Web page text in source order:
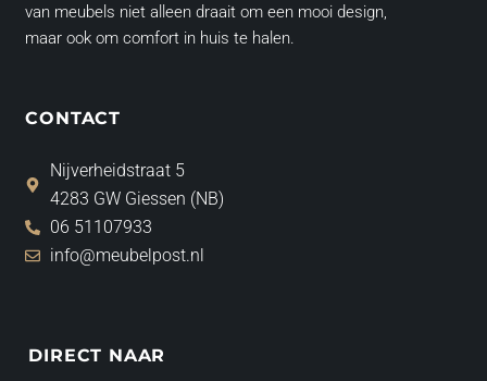
van meubels niet alleen draait om een mooi design,
maar ook om comfort in huis te halen.
CONTACT
Nijverheidstraat 5
4283 GW Giessen (NB)
06 51107933
info@meubelpost.nl
DIRECT NAAR